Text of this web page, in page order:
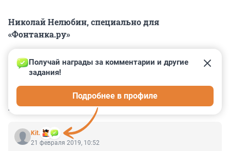
Николай Нелюбин, специально для
«Фонтанка.ру»
КОММЕНТАРИИ 6
Kit.
Получай награды за комментарии и другие
задания!
Подробнее в профиле
21 февраля 2019, 10:52